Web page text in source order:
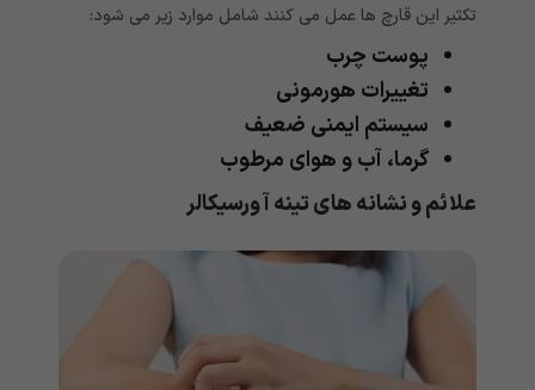
تکثیر این قارچ ها عمل می کنند شامل موارد زیر می شود:
پوست چرب
تغییرات هورمونی
سیستم ایمنی ضعیف
گرما، آب و هوای مرطوب
علائم و نشانه های تینه آ ورسیکالر